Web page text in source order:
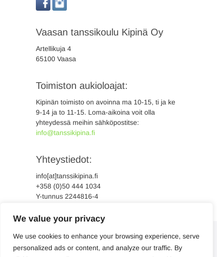
We value your privacy
We use cookies to enhance your browsing experience, serve
personalized ads or content, and analyze our traffic. By
Vaasan tanssikoulu Kipinä Oy
Artellikuja 4
65100 Vaasa
Toimiston aukioloajat:
Kipinän toimisto on avoinna ma 10-15, ti ja ke
9-14 ja to 11-15. Loma-aikoina voit olla
yhteydessä meihin sähköpostitse:
info@tanssikipina.fi
Yhteystiedot:
info[at]tanssikipina.fi
+358 (0)50 444 1034
Y-tunnus 2244816-4